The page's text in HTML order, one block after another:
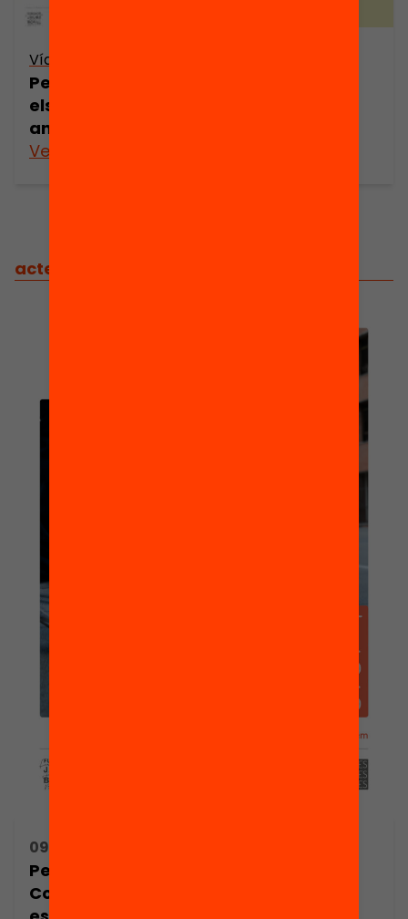
Vídeo
Per invertir més i millor. On han d’anar
els recursos en educació els propers
anys?
Veure’n més
actes
09/10/2019 17:00h - 19:00h
Per l’èxit dels centres desafavorits:
Com ha de ser una política per a les